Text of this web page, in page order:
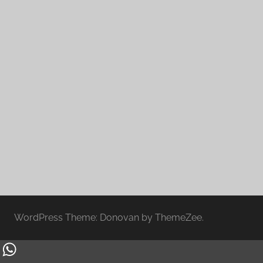
WordPress Theme: Donovan by ThemeZee.